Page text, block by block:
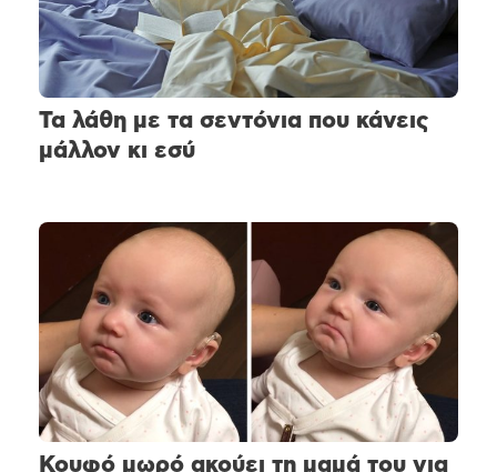
Τα λάθη με τα σεντόνια που κάνεις
μάλλον κι εσύ
Κουφό μωρό ακούει τη μαμά του για